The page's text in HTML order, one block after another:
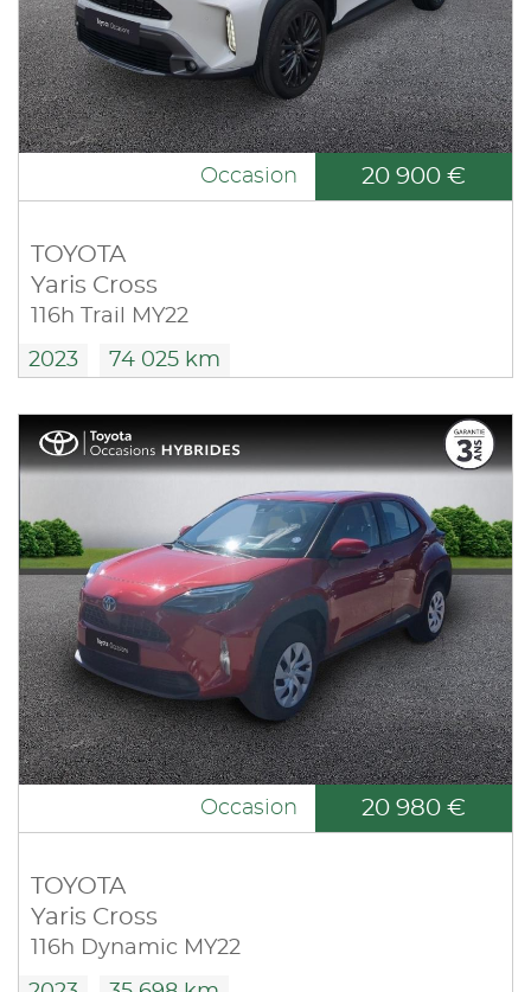
Occasion 20 900 €
TOYOTA
Yaris Cross
116h Trail MY22
2023 74 025 km
Occasion 20 980 €
TOYOTA
Yaris Cross
116h Dynamic MY22